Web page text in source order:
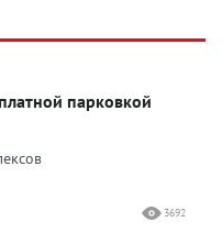
парковкой
3692